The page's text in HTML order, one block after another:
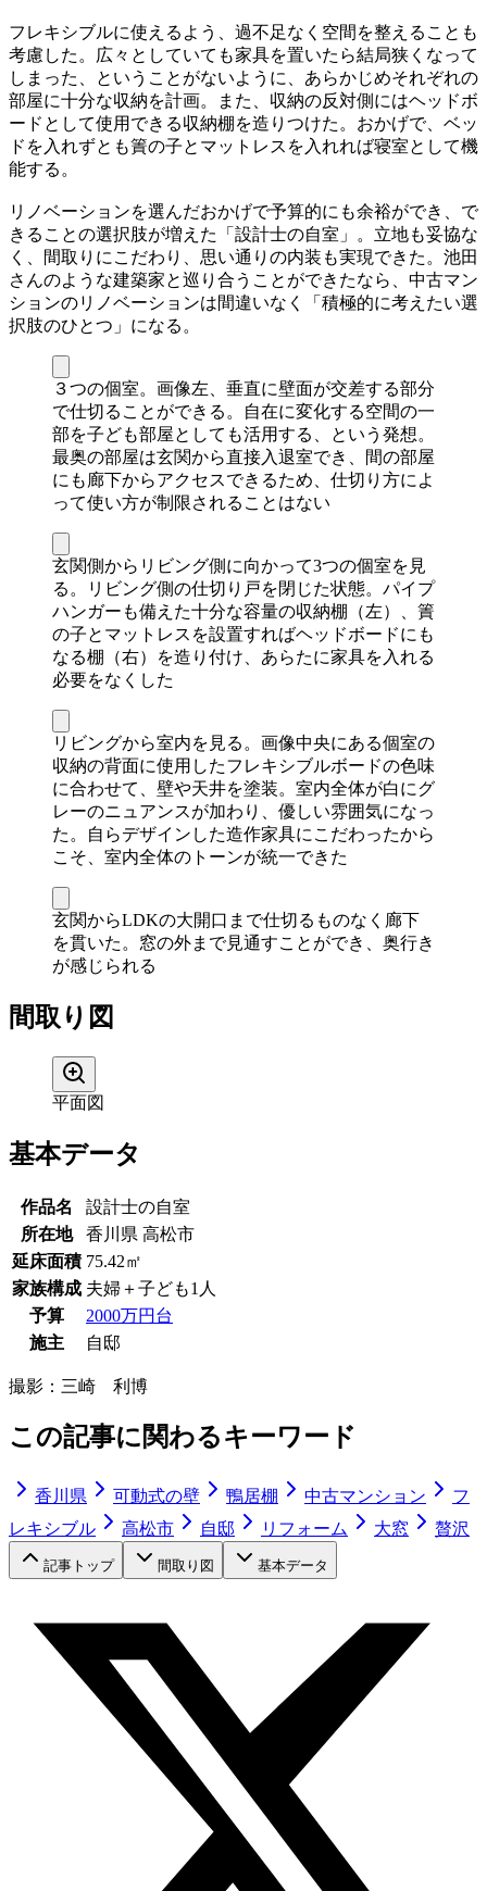
フレキシブルに使えるよう、過不足なく空間を整えることも
考慮した。広々としていても家具を置いたら結局狭くなって
しまった、ということがないように、あらかじめそれぞれの
部屋に十分な収納を計画。また、収納の反対側にはヘッドボ
ードとして使用できる収納棚を造りつけた。おかげで、ベッ
ドを入れずとも簀の子とマットレスを入れれば寝室として機
能する。
リノベーションを選んだおかげで予算的にも余裕ができ、で
きることの選択肢が増えた「設計士の自室」。立地も妥協な
く、間取りにこだわり、思い通りの内装も実現できた。池田
さんのような建築家と巡り合うことができたなら、中古マン
ションのリノベーションは間違いなく「積極的に考えたい選
択肢のひとつ」になる。
３つの個室。画像左、垂直に壁面が交差する部分
で仕切ることができる。自在に変化する空間の一
部を子ども部屋としても活用する、という発想。
最奥の部屋は玄関から直接入退室でき、間の部屋
にも廊下からアクセスできるため、仕切り方によ
って使い方が制限されることはない
玄関側からリビング側に向かって3つの個室を見
る。リビング側の仕切り戸を閉じた状態。パイプ
ハンガーも備えた十分な容量の収納棚（左）、簀
の子とマットレスを設置すればヘッドボードにも
なる棚（右）を造り付け、あらたに家具を入れる
必要をなくした
リビングから室内を見る。画像中央にある個室の
収納の背面に使用したフレキシブルボードの色味
に合わせて、壁や天井を塗装。室内全体が白にグ
レーのニュアンスが加わり、優しい雰囲気になっ
た。自らデザインした造作家具にこだわったから
こそ、室内全体のトーンが統一できた
玄関からLDKの大開口まで仕切るものなく廊下
を貫いた。窓の外まで見通すことができ、奥行き
が感じられる
間取り図
平面図
基本データ
作品名
設計士の自室
所在地
香川県 高松市
延床面積 75.42㎡
家族構成 夫婦＋子ども1人
予算
2000万円台
施主
自邸
撮影： 三崎 利博
この記事に関わるキーワード
香川県 可動式の壁 鴨居棚 中古マンション
フ
レキシブル
高松市 自邸 リフォーム 大窓 贅沢
記事トップ 間取り図 基本データ